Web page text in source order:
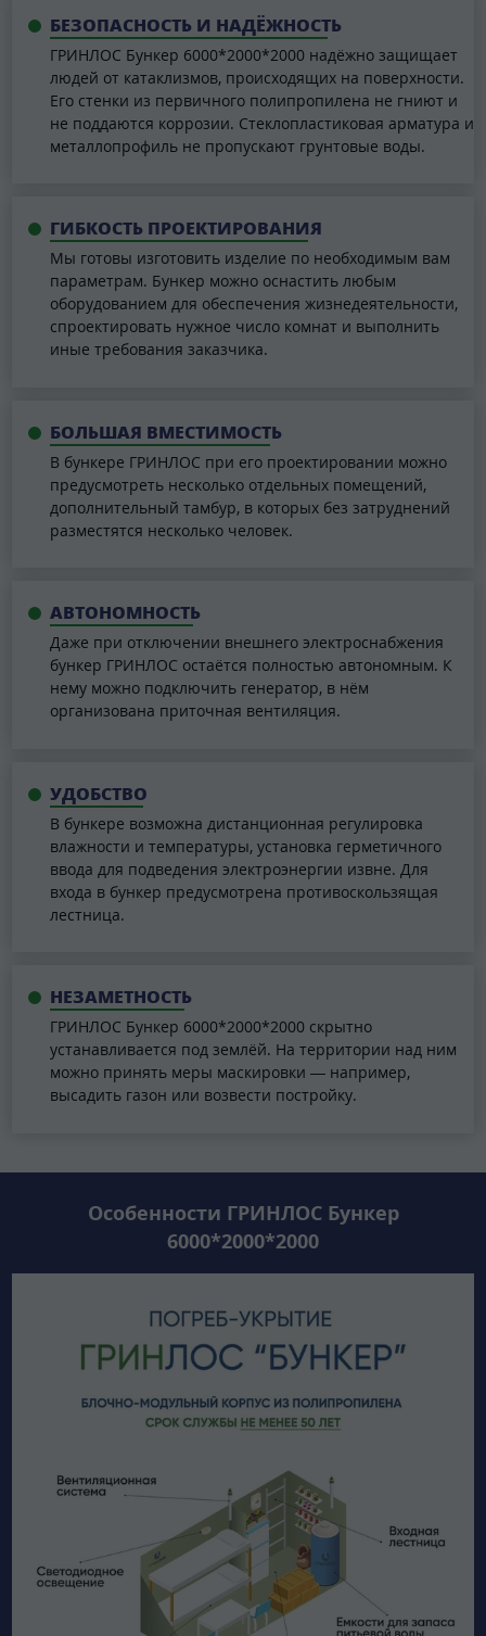
БЕЗОПАСНОСТЬ И НАДЁЖНОСТЬ
ГРИНЛОС Бункер 6000*2000*2000 надёжно защищает
людей от катаклизмов, происходящих на поверхности.
Его стенки из первичного полипропилена не гниют и
не поддаются коррозии. Стеклопластиковая арматура и
металлопрофиль не пропускают грунтовые воды.
ГИБКОСТЬ ПРОЕКТИРОВАНИЯ
Мы готовы изготовить изделие по необходимым вам
параметрам. Бункер можно оснастить любым
оборудованием для обеспечения жизнедеятельности,
спроектировать нужное число комнат и выполнить
иные требования заказчика.
БОЛЬШАЯ ВМЕСТИМОСТЬ
В бункере ГРИНЛОС при его проектировании можно
предусмотреть несколько отдельных помещений,
дополнительный тамбур, в которых без затруднений
разместятся несколько человек.
АВТОНОМНОСТЬ
Даже при отключении внешнего электроснабжения
бункер ГРИНЛОС остаётся полностью автономным. К
нему можно подключить генератор, в нём
организована приточная вентиляция.
УДОБСТВО
В бункере возможна дистанционная регулировка
влажности и температуры, установка герметичного
ввода для подведения электроэнергии извне. Для
входа в бункер предусмотрена противоскользящая
лестница.
НЕЗАМЕТНОСТЬ
ГРИНЛОС Бункер 6000*2000*2000 скрытно
устанавливается под землёй. На территории над ним
можно принять меры маскировки — например,
высадить газон или возвести постройку.
Особенности ГРИНЛОС Бункер
6000*2000*2000